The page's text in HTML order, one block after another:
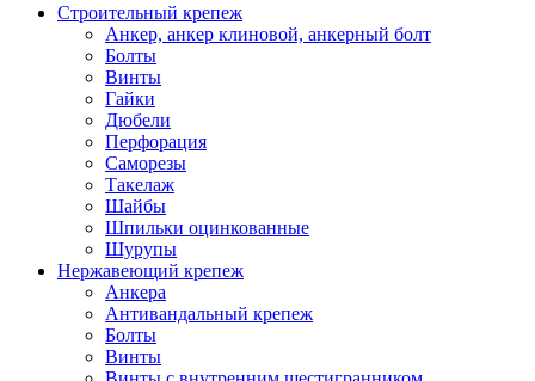
Строительный крепеж
Анкер, анкер клиновой, анкерный болт
Болты
Винты
Гайки
Дюбели
Перфорация
Саморезы
Такелаж
Шайбы
Шпильки оцинкованные
Шурупы
Нержавеющий крепеж
Анкера
Антивандальный крепеж
Болты
Винты